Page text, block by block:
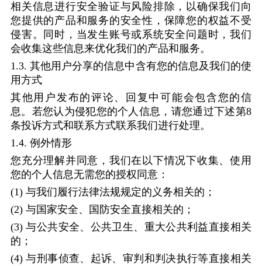
相关信息进行安全验证与风险排除，以确保我们向
您提供的产品和服务的安全性，保障您的权益不受
侵害。同时，当发生账号或系统安全问题时，我们
会收集这些信息来优化我们的产品和服务。
1.3.其他用户分享的信息中含有您的信息及我们的使
用方式
其他用户发布的评论、回复中可能会包含您的信
息。若您认为侵犯您的个人信息，请您通过下述第8
条投诉方式和联系方式联系我们进行处理。
1.4. 例外情形
您充分理解并同意，我们在以下情况下收集、使用
您的个人信息无需您的授权同意：
(1) 与我们履行法律法规规定的义务相关的；
(2) 与国家安全、国防安全直接相关的；
(3)与公共安全、公共卫生、重大公共利益直接相关
的；
(4)与刑事侦查、起诉、审判和判决执行等直接相关